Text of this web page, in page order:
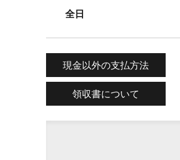
全日
現金以外の支払方法
領収書について